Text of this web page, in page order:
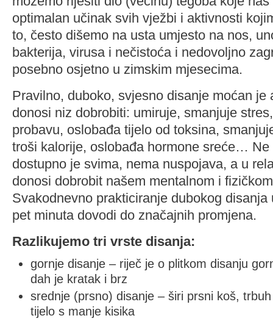
optimalan učinak svih vježbi i aktivnosti
to, često dišemo na usta umjesto na nos,
bakterija, virusa i nečistoća i nedovoljno
posebno osjetno u zimskim mjesecima.
Pravilno, duboko, svjesno disanje moćan je
donosi niz dobrobiti: umiruje, smanjuje
probavu, oslobađa tijelo od toksina,
troši kalorije, oslobađa hormone sreće… Ne
dostupno je svima, nema nuspojava, a u
donosi dobrobit našem mentalnom i
Svakodnevno prakticiranje dubokog disanja
pet minuta dovodi do značajnih promjena.
Razlikujemo tri vrste disanja:
gornje disanje – riječ je o plitkom disanju
dah je kratak i brz
srednje (prsno) disanje – širi prsni koš,
tijelo s manje kisika